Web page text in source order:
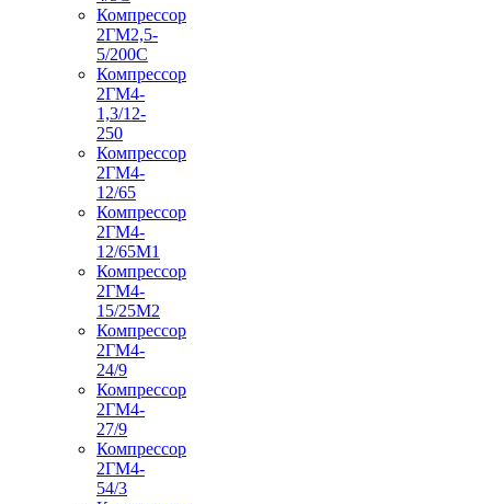
Компрессор
2ГМ2,5-
5/200С
Компрессор
2ГМ4-
1,3/12-
250
Компрессор
2ГМ4-
12/65
Компрессор
2ГМ4-
12/65М1
Компрессор
2ГМ4-
15/25М2
Компрессор
2ГМ4-
24/9
Компрессор
2ГМ4-
27/9
Компрессор
2ГМ4-
54/3